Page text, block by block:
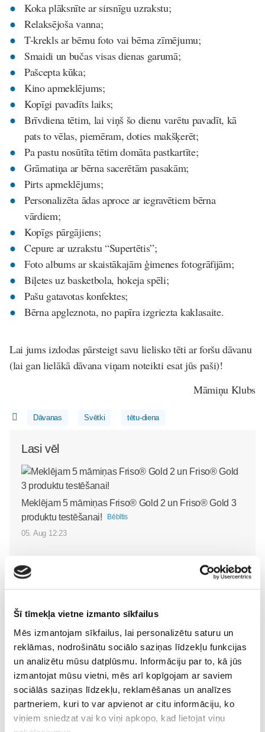
Šī tīmekļa vietne izmanto sīkfailus
Mēs izmantojam sīkfailus, lai personalizētu saturu un
reklāmas, nodrošinātu sociālo saziņas līdzekļu funkcijas
un analizētu mūsu datplūsmu. Informāciju par to, kā jūs
izmantojat mūsu vietni, mēs arī kopīgojam ar saviem
sociālās saziņas līdzekļu, reklamēšanas un analīzes
partneriem, kuri to var apvienot ar citu informāciju, ko
viņiem sniedzat vai ko viņi apkopo, kad lietojat viņu
Koka plāksnīte ar sirsnīgu uzrakstu;
Relaksējoša vanna;
T-krekls ar bērnu foto vai bērna zīmējumu;
Smaidi un bučas visas dienas garumā;
Pašcepta kūka;
Kino apmeklējums;
Kopīgi pavadīts laiks;
Brīvdiena tētim, lai viņš šo dienu varētu pavadīt, kā
pats to vēlas, piemēram, doties makšķerēt;
Pa pastu nosūtīta tētim domāta pastkartīte;
Grāmatiņa ar bērna sacerētām pasakām;
Pirts apmeklējums;
Personalizēta ādas aproce ar iegravētiem bērna
vārdiem;
Kopīgs pārgājiens;
Cepure ar uzrakstu “Supertētis”;
Foto albums ar skaistākajām ģimenes fotogrāfijām;
Biļetes uz basketbola, hokeja spēli;
Pašu gatavotas konfektes;
Bērna apgleznota, no papīra izgriezta kaklasaite.
Lai jums izdodas pārsteigt savu lielisko tēti ar foršu dāvanu
(lai gan lielākā dāvana viņam noteikti esat jūs paši)!
Māmiņu Klubs
Dāvanas Svētki tētu-diena
Lasi vēl
Meklējam 5 māmiņas Friso® Gold 2 un Friso® Gold 3
produktu testēšanai!
Bēbītis
05. Aug 12:23
VIDEO: Superbēbīša
aprūpe mājās kopā ar
bērnu māsu Elitu
Svarenieci
Bēbītis
20. Jul 10:50
Superbēbīte Šarlote jau
mājās: kā ģimene iejūtas
dzīvē četratā?
Bēbītis
09. Jul 09:58